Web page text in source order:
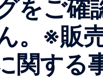
をご確
。※販
関する